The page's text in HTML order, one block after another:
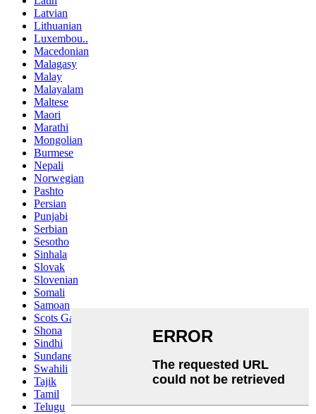
Latvian
Lithuanian
Luxembou..
Macedonian
Malagasy
Malay
Malayalam
Maltese
Maori
Marathi
Mongolian
Burmese
Nepali
Norwegian
Pashto
Persian
Punjabi
Serbian
Sesotho
Sinhala
Slovak
Slovenian
Somali
Samoan
Scots Gaelic
Shona
Sindhi
Sundanese
Swahili
Tajik
Tamil
Telugu